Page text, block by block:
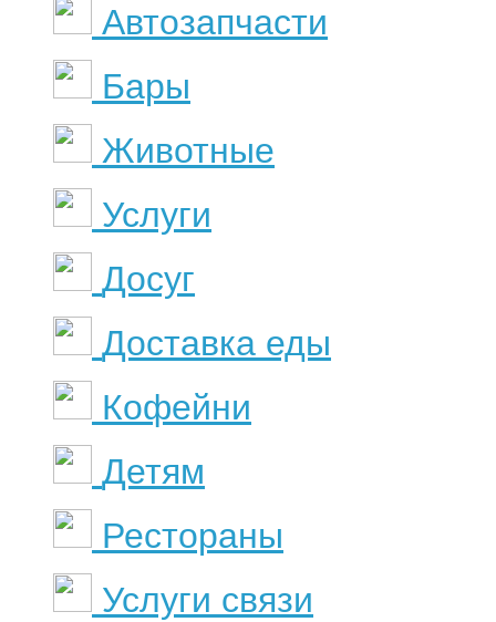
Автозапчасти
Бары
Животные
Услуги
Досуг
Доставка еды
Кофейни
Детям
Рестораны
Услуги связи